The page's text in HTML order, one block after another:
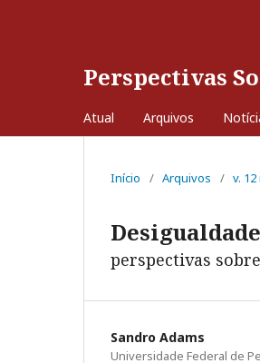
Perspectivas
Atual Arquivos
Início / Arquivos / v.
perspectivas
Sandro Adams
Universidade Federal de